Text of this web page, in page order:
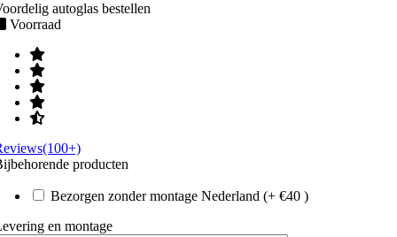
autoglas bestellen
Voorraad
producten
Bezorgen zonder montage Nederland (+ €40 )
en montage